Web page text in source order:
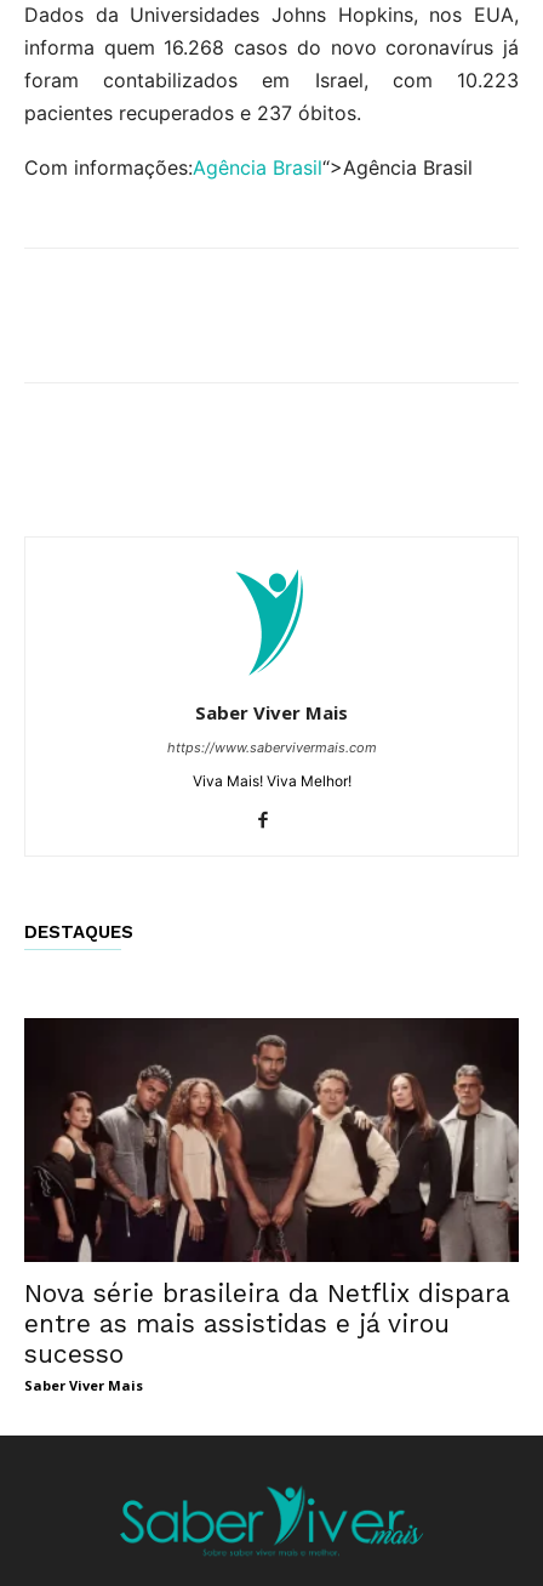
Dados da Universidades Johns Hopkins, nos EUA,
informa quem 16.268 casos do novo coronavírus já
foram contabilizados em Israel, com 10.223
pacientes recuperados e 237 óbitos.
Com informações:Agência Brasil“>Agência Brasil
Saber Viver Mais
https://www.sabervivermais.com
Viva Mais! Viva Melhor!
DESTAQUES
Nova série brasileira da Netflix dispara
entre as mais assistidas e já virou
sucesso
Saber Viver Mais